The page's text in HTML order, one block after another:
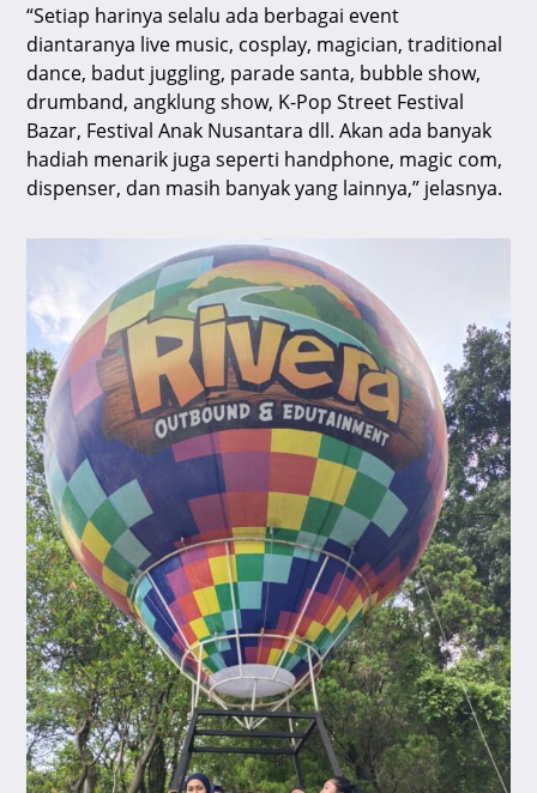
“Setiap harinya selalu ada berbagai event
diantaranya live music, cosplay, magician, traditional
dance, badut juggling, parade santa, bubble show,
drumband, angklung show, K-Pop Street Festival
Bazar, Festival Anak Nusantara dll. Akan ada banyak
hadiah menarik juga seperti handphone, magic com,
dispenser, dan masih banyak yang lainnya,” jelasnya.